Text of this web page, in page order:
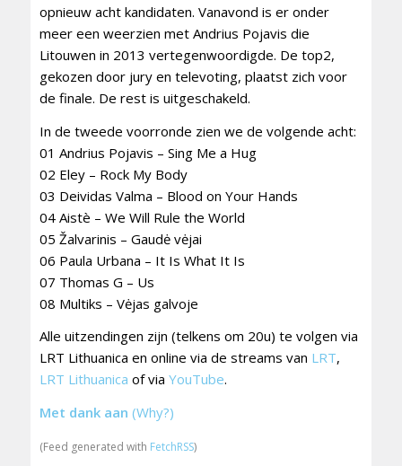
opnieuw acht kandidaten. Vanavond is er onder
meer een weerzien met Andrius Pojavis die
Litouwen in 2013 vertegenwoordigde. De top2,
gekozen door jury en televoting, plaatst zich voor
de finale. De rest is uitgeschakeld.
In de tweede voorronde zien we de volgende acht:
01 Andrius Pojavis – Sing Me a Hug
02 Eley – Rock My Body
03 Deividas Valma – Blood on Your Hands
04 Aistè – We Will Rule the World
05 Žalvarinis – Gaudė vėjai
06 Paula Urbana – It Is What It Is
07 Thomas G – Us
08 Multiks – Vėjas galvoje
Alle uitzendingen zijn (telkens om 20u) te volgen via
LRT Lithuanica en online via de streams van LRT,
LRT Lithuanica of via YouTube.
Met dank aan (Why?)
(Feed generated with FetchRSS)